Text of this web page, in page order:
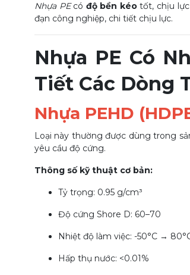
Nhựa PEcó độ bền kéotốt, chịu lực
đạn công nghiệp, chi tiết chịu lực.
Nhựa PE Có
Tiết Các Dòng
Nhựa PEHD
Loại này thường được dùng trong
yêu cầu độ cứng.
Thông số kỹ thuật cơ bản:
Tỷ trọng: 0.95 g/cm³
Độ cứng Shore D: 60–70
Nhiệt độ làm việc: -50°C →
Hấp thụ nước: <0.01%